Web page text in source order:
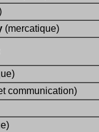
(mercatique)
communication)